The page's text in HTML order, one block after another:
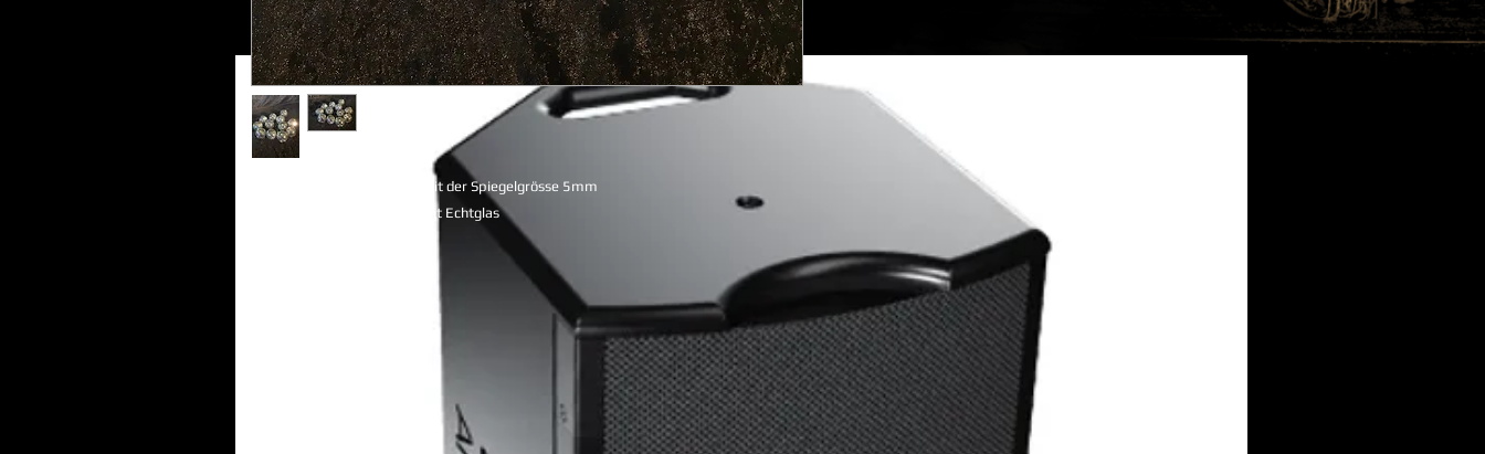
Kleine Spiegelkugel 20cm mit der Spiegelgrösse 5mm
professionelle Ausführung mit Echtglas